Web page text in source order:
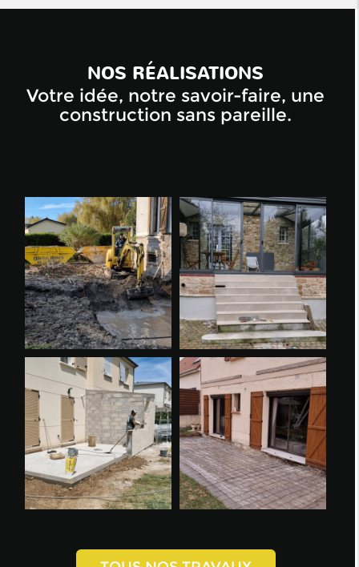
NOS RÉALISATIONS
Votre idée, notre savoir-faire, une
construction sans pareille.